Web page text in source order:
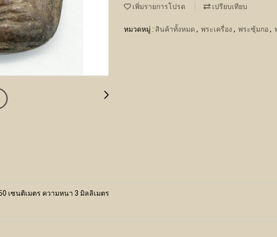
เพิ่มรายการโปรด เปรียบเทียบ
หมวดหมู่ : สินค้าทั้งหมด , พระเครื่อง , พระซุ้มกอ ,
เซนติเมตร ความหนา 3 มิลลิเมตร